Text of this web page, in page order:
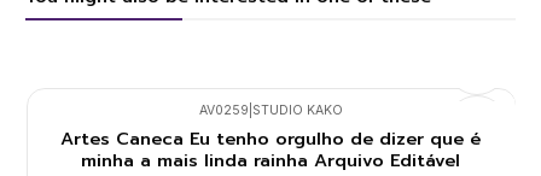
AV0259 STUDIO KAKO
Artes Caneca Eu tenho orgulho de dizer que é
minha a mais linda rainha Arquivo Editável